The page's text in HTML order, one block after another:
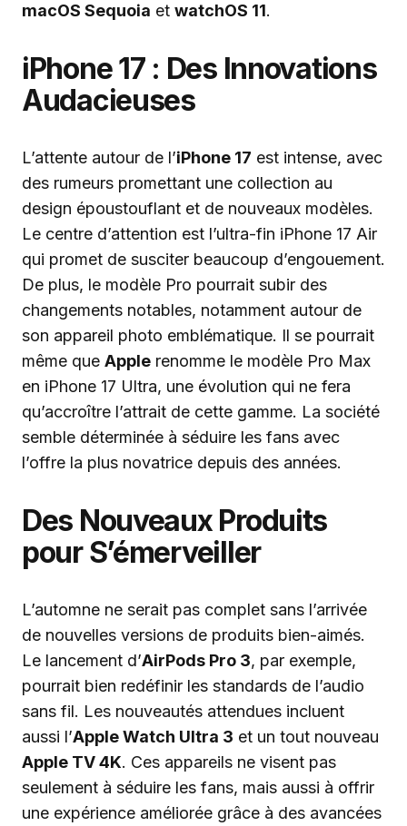
macOS Sequoia et watchOS 11.
iPhone 17 : Des Innovations
Audacieuses
L’attente autour de l’iPhone 17 est intense, avec
des rumeurs promettant une collection au
design époustouflant et de nouveaux modèles.
Le centre d’attention est l’ultra-fin iPhone 17 Air
qui promet de susciter beaucoup d’engouement.
De plus, le modèle Pro pourrait subir des
changements notables, notamment autour de
son appareil photo emblématique. Il se pourrait
même que Apple renomme le modèle Pro Max
en iPhone 17 Ultra, une évolution qui ne fera
qu’accroître l’attrait de cette gamme. La société
semble déterminée à séduire les fans avec
l’offre la plus novatrice depuis des années.
Des Nouveaux Produits
pour S’émerveiller
L’automne ne serait pas complet sans l’arrivée
de nouvelles versions de produits bien-aimés.
Le lancement d’AirPods Pro 3, par exemple,
pourrait bien redéfinir les standards de l’audio
sans fil. Les nouveautés attendues incluent
aussi l’Apple Watch Ultra 3 et un tout nouveau
Apple TV 4K. Ces appareils ne visent pas
seulement à séduire les fans, mais aussi à offrir
une expérience améliorée grâce à des avancées